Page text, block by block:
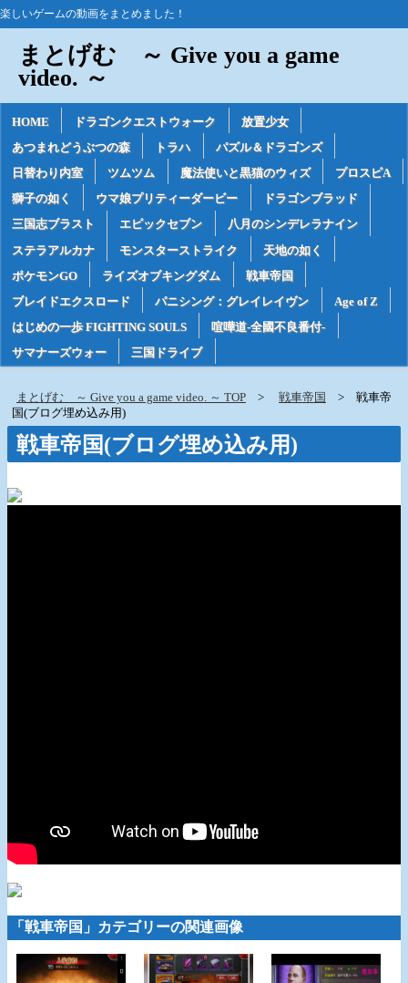
楽しいゲームの動画をまとめました！
まとげむ ～ Give you a game
video. ～
HOME ドラゴンクエストウォーク
放置少女
あつまれどうぶつの森
トラハ
パズル＆ドラゴンズ
日替わり内室
ツムツム 魔法使いと黒猫のウィズ
プロスピA
獅子の如く
ウマ娘プリティーダービー
ドラゴンブラッド
三国志ブラスト
エピックセブン
八月のシンデレラナイン
ステラアルカナ
モンスターストライク
天地の如く
ポケモンGO
ライズオブキングダム
戦車帝国
ブレイドエクスロード
パニシング：グレイレイヴン
Age of Z
はじめの一歩 FIGHTING SOULS
喧嘩道-全國不良番付-
サマナーズウォー
三国ドライブ
まとげむ ～ Give you a game video. ～ TOP 戦車帝国
戦車帝
国(ブログ埋め込み用)
戦車帝国(ブログ埋め込み用)
「戦車帝国」カテゴリーの関連画像